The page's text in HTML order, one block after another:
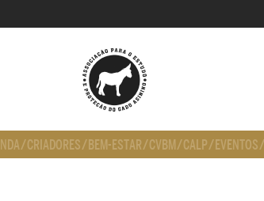
/CRIADORES/ BEM-ESTAR/CVBM/CALP/ EVENTOS/